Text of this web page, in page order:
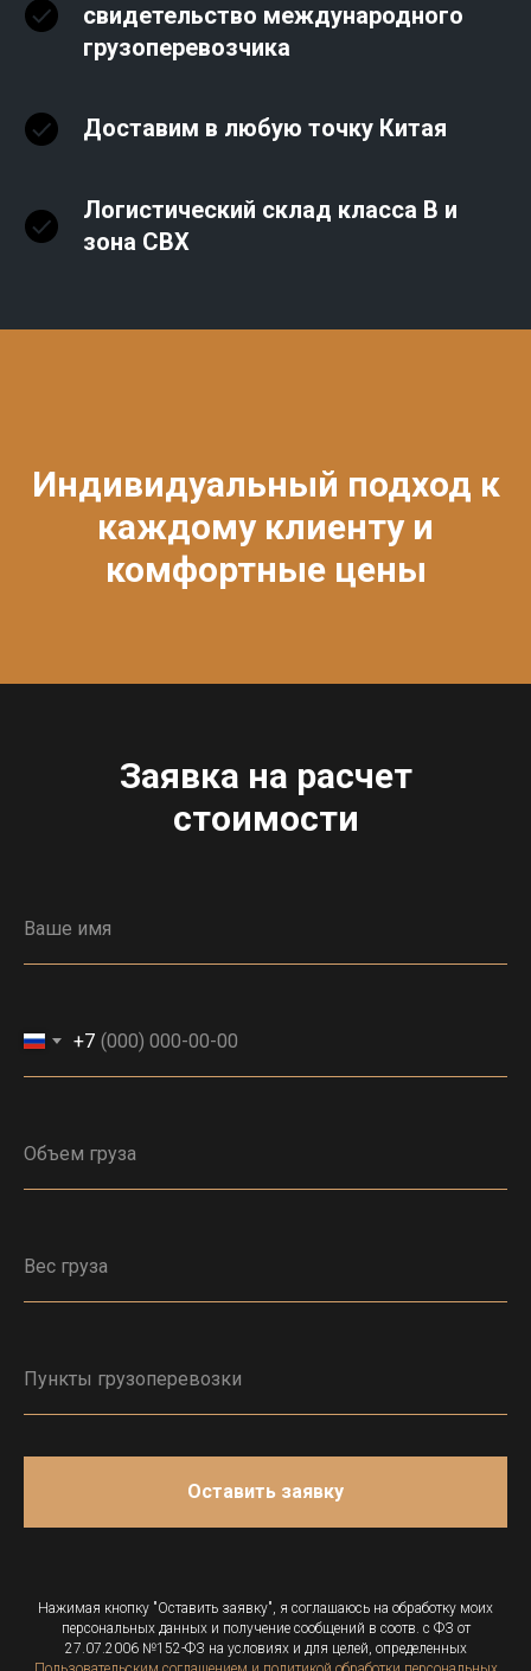
свидетельство международного
грузоперевозчика
Доставим в любую точку Китая
Логистический склад класса В и
зона СВХ
Индивидуальный подход к
каждому клиенту и
комфортные цены
Заявка на расчет
стоимости
+7
Оставить заявку
Нажимая кнопку "Оставить заявку", я соглашаюсь на обработку моих
персональных данных и получение сообщений в соотв. с ФЗ от
27.07.2006 №152-ФЗ на условиях и для целей, определенных